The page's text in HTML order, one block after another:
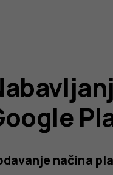
načina